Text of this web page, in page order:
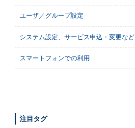
ユーザ／グループ設定
システム設定、サービス申込・変更など
スマートフォンでの利用
注目タグ